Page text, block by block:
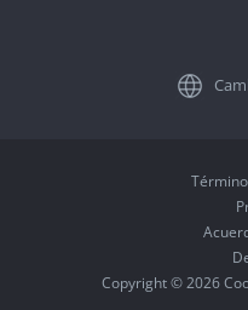
Copyright © 2026